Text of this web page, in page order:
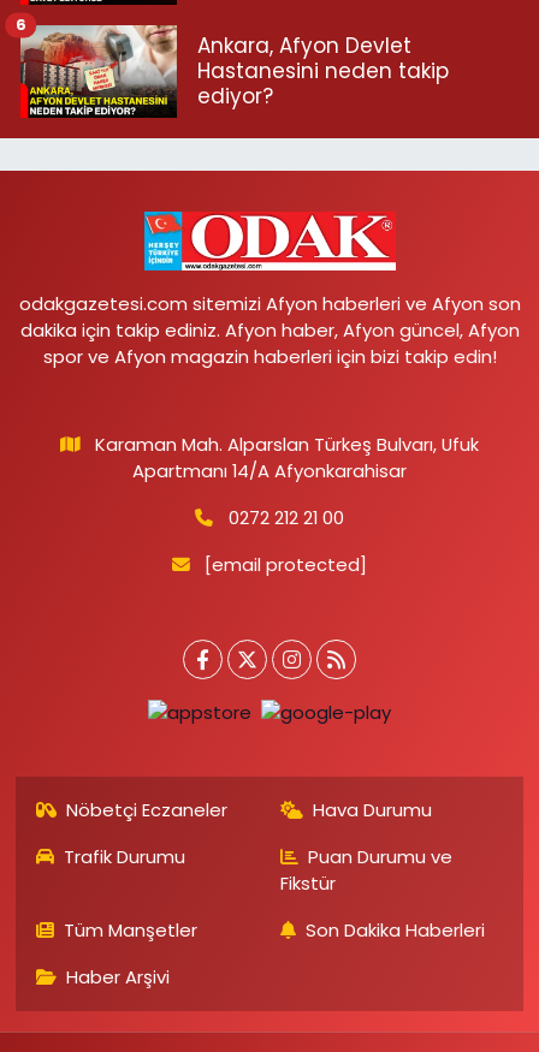
Ankara, Afyon Devlet
Hastanesini neden takip
ediyor?
6
odakgazetesi.com sitemizi Afyon haberleri ve Afyon son
dakika için takip ediniz. Afyon haber, Afyon güncel, Afyon
spor ve Afyon magazin haberleri için bizi takip edin!
Karaman Mah. Alparslan Türkeş Bulvarı, Ufuk
Apartmanı 14/A Afyonkarahisar
0272 212 21 00
[email protected]
Nöbetçi Eczaneler
Hava Durumu
Trafik Durumu
Puan Durumu ve
Fikstür
Tüm Manşetler
Son Dakika Haberleri
Haber Arşivi